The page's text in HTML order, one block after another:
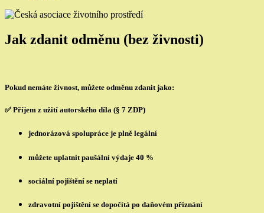
Jak zdanit odměnu (bez živnosti)
Pokud nemáte živnost, můžete odměnu zdanit jako:
✅ Příjem z užití autorského díla (§ 7 ZDP)
jednorázová spolupráce je plně legální
můžete uplatnit paušální výdaje 40 %
sociální pojištění se neplatí
zdravotní pojištění se dopočítá po daňovém přiznání